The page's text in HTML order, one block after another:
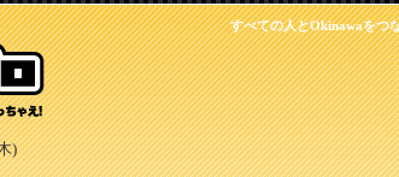
)
すべての人とOkinawaをつ